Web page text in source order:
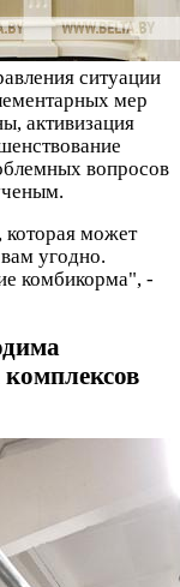
ситуации
мер
активизация
вопросов
может
угодно.
комбикорма", -